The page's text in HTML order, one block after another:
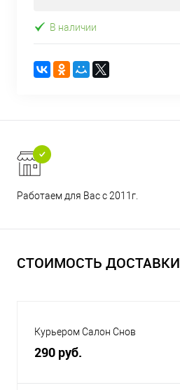
В наличии
Работаем для Вас с 2011г.
СТОИМОСТЬ ДОСТАВКИ
Курьером Салон Снов
290 руб.